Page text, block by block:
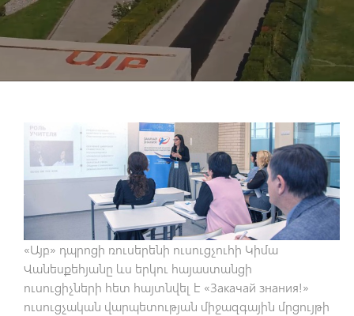
«Այբ» դպրոցի ռուսերենի ուսուցչուհի Կիմա
Վանեսքեհյանը ևս երկու հայաստանցի
ուսուցիչների հետ հայտնվել է «Закачай знания!»
ուսուցչական վարպետության միջազգային մրցույթի